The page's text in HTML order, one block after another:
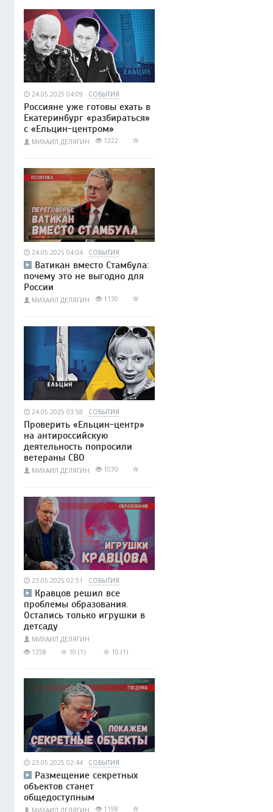
24.05.2025 04:09 СОБЫТИЯ
Россияне уже готовы ехать в
Екатеринбург «разбираться»
с «Ельцин-центром»
МИХАИЛ ДЕЛЯГИН 1222
24.05.2025 04:04 СОБЫТИЯ
Ватикан вместо Стамбула:
почему это не выгодно для
России
МИХАИЛ ДЕЛЯГИН 1130
24.05.2025 03:58 СОБЫТИЯ
Проверить «Ельцин-центр»
на антироссийскую
деятельность попросили
ветераны СВО
МИХАИЛ ДЕЛЯГИН 1070
23.05.2025 02:51 СОБЫТИЯ
Кравцов решил все
проблемы образования.
Остались только игрушки в
детсаду
МИХАИЛ ДЕЛЯГИН
1258
10 (1) 10 (1)
23.05.2025 02:44 СОБЫТИЯ
Размещение секретных
объектов станет
общедоступным
МИХАИЛ ДЕЛЯГИН 1198